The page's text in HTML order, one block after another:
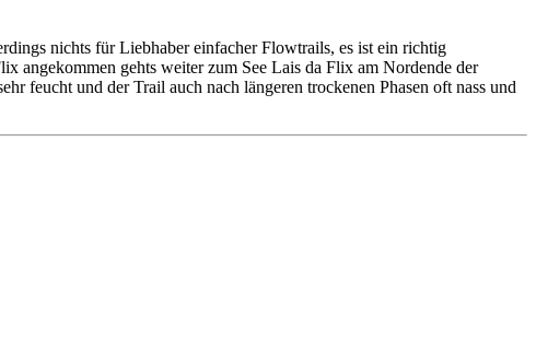
nichts für Liebhaber einfacher Flowtrails, es ist ein richtig
angekommen gehts weiter zum See Lais da Flix am Nordende der
feucht und der Trail auch nach längeren trockenen Phasen oft nass und